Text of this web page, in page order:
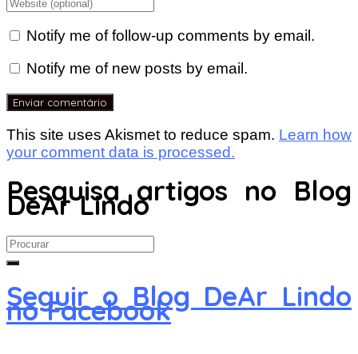
Notify me of follow-up comments by email.
Notify me of new posts by email.
This site uses Akismet to reduce spam. Learn how
your comment data is processed.
Pesquisa artigos no Blog
DeAr Lindo
Search
for:
Seguir o Blog DeAr Lindo
no Facebook